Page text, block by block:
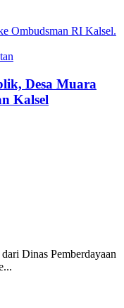
Desa Muara
Kalsel
Dinas Pemberdayaan